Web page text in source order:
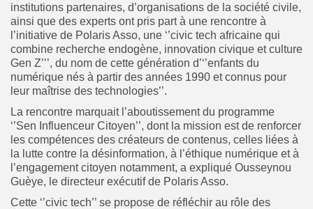
institutions partenaires, d’organisations de la société civile,
ainsi que des experts ont pris part à une rencontre à
l’initiative de Polaris Asso, une ‘’civic tech africaine qui
combine recherche endogène, innovation civique et culture
Gen Z’’’, du nom de cette génération d’‘’enfants du
numérique nés à partir des années 1990 et connus pour
leur maîtrise des technologies’’.
La rencontre marquait l’aboutissement du programme
‘’Sen Influenceur Citoyen’’, dont la mission est de renforcer
les compétences des créateurs de contenus, celles liées à
la lutte contre la désinformation, à l’éthique numérique et à
l’engagement citoyen notamment, a expliqué Ousseynou
Guèye, le directeur exécutif de Polaris Asso.
Cette ‘’civic tech’’ se propose de réfléchir au rôle des